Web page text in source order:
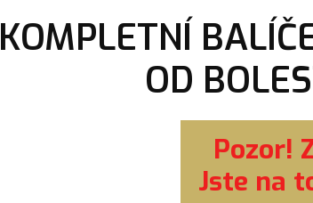
KOMPLETNÍ
OD
Pozor!
Jste na